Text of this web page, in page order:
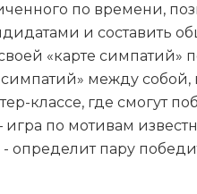
по времени,
и составить
«карте
симпатий» между
классе, где смогут
игра по мотивам
- определит пару